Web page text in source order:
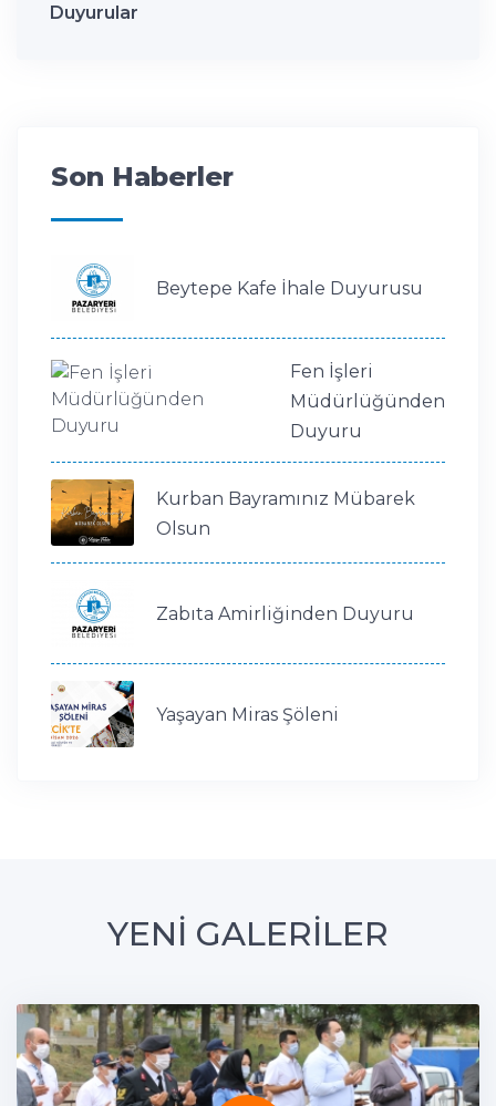
Duyurular
Son Haberler
Beytepe Kafe İhale Duyurusu
Fen İşleri
Müdürlüğünden
Duyuru
Kurban Bayramınız Mübarek
Olsun
Zabıta Amirliğinden Duyuru
Yaşayan Miras Şöleni
YENİ GALERİLER